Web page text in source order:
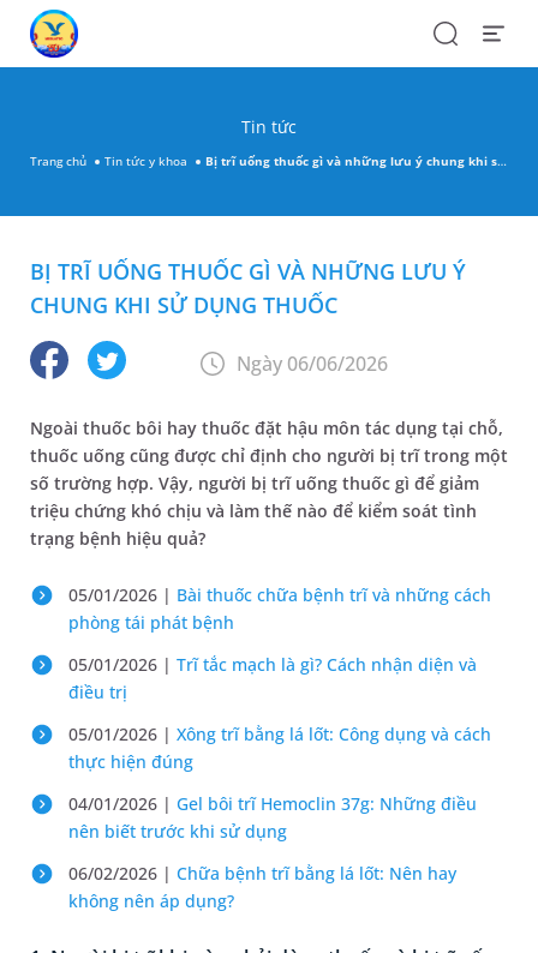
SearchOpen
Tin tức
Trang chủ Tin tức y khoa Bị trĩ uống thuốc gì và những lưu ý chung khi sử dụng thuốc
BỊ TRĨ UỐNG THUỐC GÌ VÀ NHỮNG LƯU Ý
CHUNG KHI SỬ DỤNG THUỐC
Ngày 06/06/2026
Ngoài thuốc bôi hay thuốc đặt hậu môn tác dụng tại chỗ,
thuốc uống cũng được chỉ định cho người bị trĩ trong một
số trường hợp. Vậy, người bị trĩ uống thuốc gì để giảm
triệu chứng khó chịu và làm thế nào để kiểm soát tình
trạng bệnh hiệu quả?
05/01/2026 | Bài thuốc chữa bệnh trĩ và những cách
phòng tái phát bệnh
05/01/2026 | Trĩ tắc mạch là gì? Cách nhận diện và
điều trị
05/01/2026 | Xông trĩ bằng lá lốt: Công dụng và cách
thực hiện đúng
04/01/2026 | Gel bôi trĩ Hemoclin 37g: Những điều
nên biết trước khi sử dụng
06/02/2026 | Chữa bệnh trĩ bằng lá lốt: Nên hay
không nên áp dụng?